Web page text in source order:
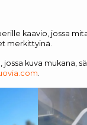
kaavio, jossa
merkittyinä.
kuva mukana,
.